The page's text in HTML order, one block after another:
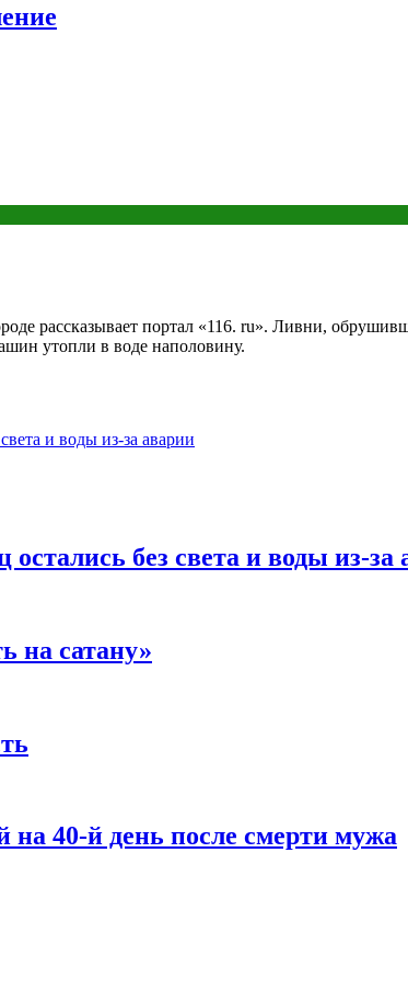
рассказывает портал «116. ru». Ливни,
утопли в воде наполовину.
и воды из-за аварии
без света и воды из-за
на сатану»
на 40-й день после смерти мужа